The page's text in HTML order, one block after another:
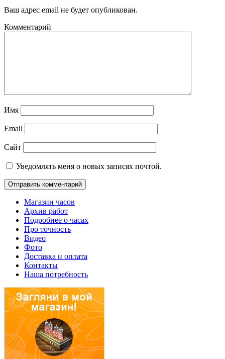
Ваш адрес email не будет опубликован.
Комментарий
Имя
Email
Сайт
Уведомлять меня о новых записях почтой.
Магазин часов
Архив работ
Подробнее о часах
Про точность
Видео
Фото
Доставка и оплата
Контакты
Наша потребность